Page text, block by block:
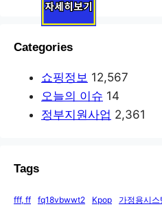
Categories
쇼핑정보 12,567
오늘의 이슈 14
정부지원사업 2,361
Tags
fff, ff fq18vbwwt2 Kpop 가정용시